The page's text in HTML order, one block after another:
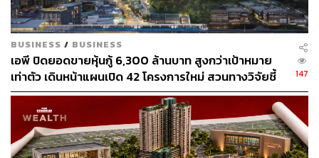
BUSINESS / BUSINESS
เอพี ปิดยอดขายหุ้นกู้ 6,300 ล้านบาท สูงกว่าเป้าหมาย
เท่าตัว เดินหน้าแผนเปิด 42 โครงการใหม่ สวนทางวิจัยชี้
กำลังซื้ออสังหาฯ ซบเซา
147